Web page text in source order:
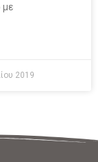
με
2019